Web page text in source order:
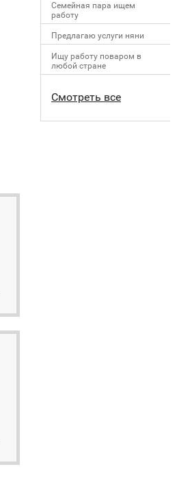
Семейная пара ищем
работу
Предлагаю услуги няни
Ищу работу поваром в
любой стране
Смотреть все